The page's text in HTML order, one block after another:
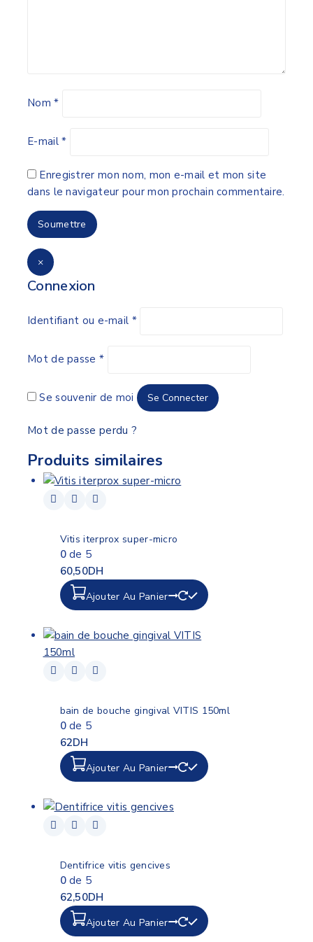
Nom*
E-mail*
Enregistrer mon nom, mon e-mail et mon site
dans le navigateur pour mon prochain commentaire.
×
Connexion
Identifiant ou e-mail *
Mot de passe *
Se souvenir de moi Se Connecter
Mot de passe perdu ?
Produits similaires
Vitis iterprox super-micro
0de 5
60,50DH
Ajouter Au Panier
bain de bouche gingival VITIS 150ml
0de 5
62DH
Ajouter Au Panier
Dentifrice vitis gencives
0de 5
62,50DH
Ajouter Au Panier